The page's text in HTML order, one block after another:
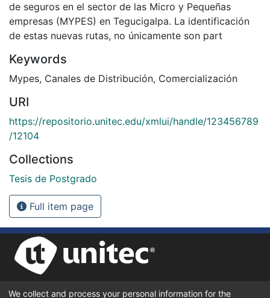
de seguros en el sector de las Micro y Pequeñas
empresas (MYPES) en Tegucigalpa. La identificación
de estas nuevas rutas, no únicamente son part
Keywords
Mypes, Canales de Distribución, Comercialización
URI
https://repositorio.unitec.edu/xmlui/handle/123456789
/12104
Collections
Tesis de Postgrado
Full item page
We collect and process your personal information for the